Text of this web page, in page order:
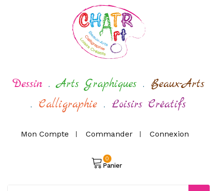
Dessin . Arts Graphiques . Beaux-Arts
. Calligraphie . Loisirs Créatifs
Mon Compte Commander Connexion
Panier
0